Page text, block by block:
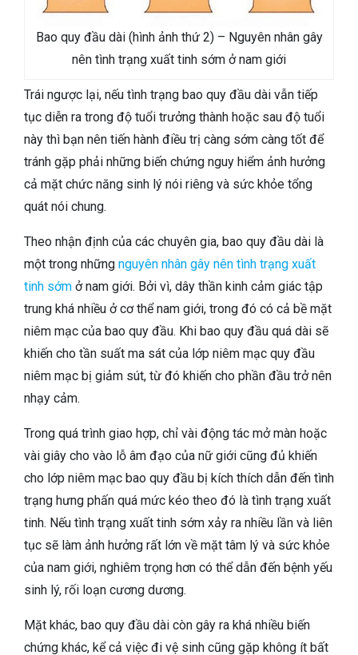
Bao quy đầu dài (hình ảnh thứ 2) – Nguyên nhân gây
nên tình trạng xuất tinh sớm ở nam giới
Trái ngược lại, nếu tình trạng bao quy đầu dài vẫn tiếp
tục diễn ra trong độ tuổi trưởng thành hoặc sau độ tuổi
này thì bạn nên tiến hành điều trị càng sớm càng tốt để
tránh gặp phải những biến chứng nguy hiểm ảnh hưởng
cả mặt chức năng sinh lý nói riêng và sức khỏe tổng
quát nói chung.
Theo nhận định của các chuyên gia, bao quy đầu dài là
một trong những nguyên nhân gây nên tình trạng xuất
tinh sớm ở nam giới. Bởi vì, dây thần kinh cảm giác tập
trung khá nhiều ở cơ thể nam giới, trong đó có cả bề mặt
niêm mạc của bao quy đầu. Khi bao quy đầu quá dài sẽ
khiến cho tần suất ma sát của lớp niêm mạc quy đầu
niêm mạc bị giảm sút, từ đó khiến cho phần đầu trở nên
nhạy cảm.
Trong quá trình giao hợp, chỉ vài động tác mở màn hoặc
vài giây cho vào lỗ âm đạo của nữ giới cũng đủ khiến
cho lớp niêm mạc bao quy đầu bị kích thích dẫn đến tình
trạng hưng phấn quá mức kéo theo đó là tình trạng xuất
tinh. Nếu tình trạng xuất tinh sớm xảy ra nhiều lần và liên
tục sẽ làm ảnh hưởng rất lớn về mặt tâm lý và sức khỏe
của nam giới, nghiêm trọng hơn có thể dẫn đến bệnh yếu
sinh lý, rối loạn cương dương.
Mặt khác, bao quy đầu dài còn gây ra khá nhiều biến
chứng khác, kể cả việc đi vệ sinh cũng gặp không ít bất